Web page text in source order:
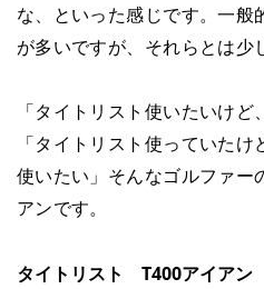
な、といった感じです。一
が多いですが、それらとは少
「タイトリスト使いたいけど
「タイトリスト使っていた
使いたい」そんなゴルファー
アンです。
タイトリスト T400アイアン